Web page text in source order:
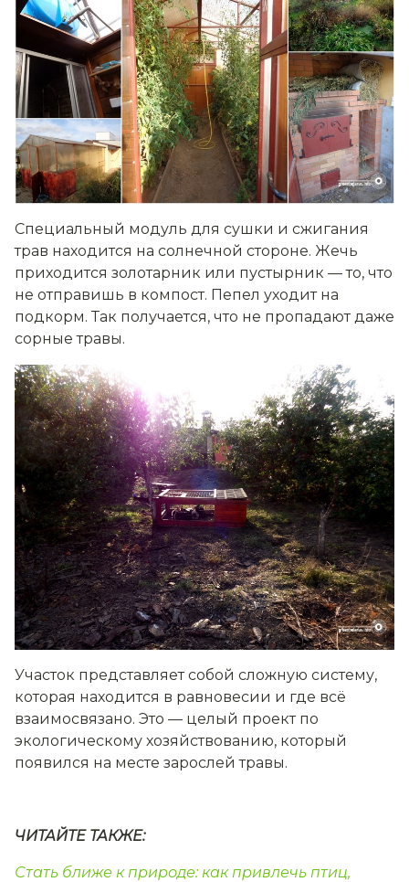
Специальный модуль для сушки и сжигания
трав находится на солнечной стороне. Жечь
приходится золотарник или пустырник — то, что
не отправишь в компост. Пепел уходит на
подкорм. Так получается, что не пропадают даже
сорные травы.
Участок представляет собой сложную систему,
которая находится в равновесии и где всё
взаимосвязано. Это — целый проект по
экологическому хозяйствованию, который
появился на месте зарослей травы.
ЧИТАЙТЕ ТАКЖЕ:
Стать ближе к природе: как привлечь птиц,